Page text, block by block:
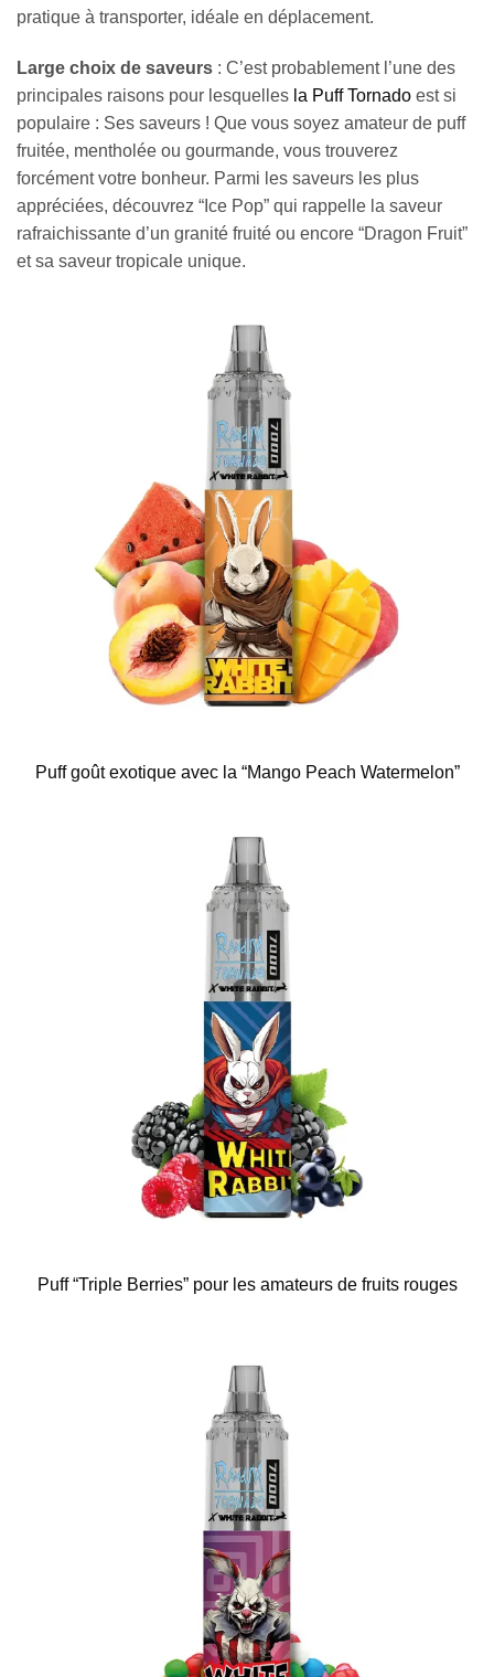
pratique à transporter, idéale en déplacement.
Large choix de saveurs : C’est probablement l’une des
principales raisons pour lesquelles la Puff Tornado est si
populaire : Ses saveurs ! Que vous soyez amateur de puff
fruitée, mentholée ou gourmande, vous trouverez
forcément votre bonheur. Parmi les saveurs les plus
appréciées, découvrez “Ice Pop” qui rappelle la saveur
rafraichissante d’un granité fruité ou encore “Dragon Fruit”
et sa saveur tropicale unique.
Puff goût exotique avec la “Mango Peach Watermelon”
Puff “Triple Berries” pour les amateurs de fruits rouges